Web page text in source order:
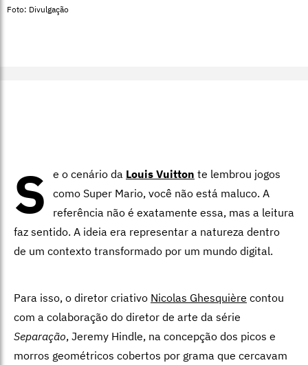
Foto: Divulgação
S e o cenário da Louis Vuitton te lembrou jogos
como Super Mario, você não está maluco. A
referência não é exatamente essa, mas a leitura
faz sentido. A ideia era representar a natureza dentro
de um contexto transformado por um mundo digital.
Para isso, o diretor criativo Nicolas Ghesquière contou
com a colaboração do diretor de arte da série
Separação, Jeremy Hindle, na concepção dos picos e
morros geométricos cobertos por grama que cercavam